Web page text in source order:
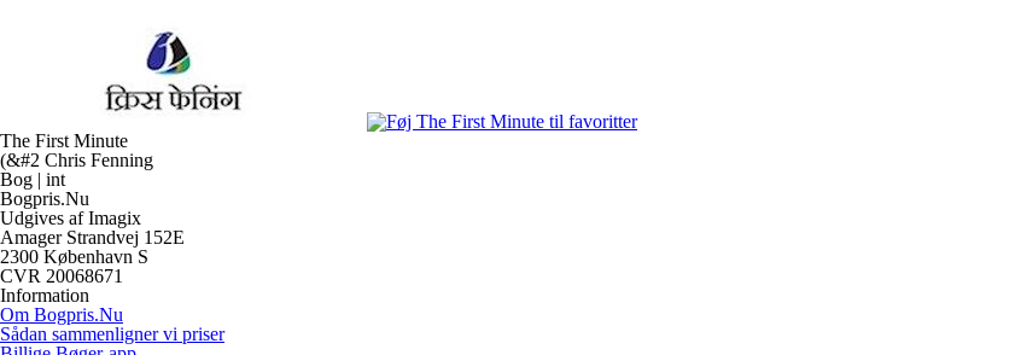
The First Minute
(&#2 Chris Fenning
Bog | int
Bogpris.Nu
Udgives af Imagix
Amager Strandvej 152E
2300 København S
CVR 20068671
Information
Om Bogpris.Nu
Sådan sammenligner vi priser